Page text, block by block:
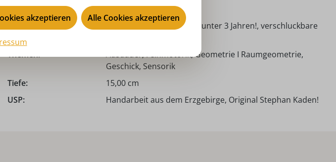
Saison:
ganzjährig
Sicherheitshinweis:
Nicht geeignet für Kinder unter 3 Jahren!, verschluckbare
Themen:
Ausdauer, Feinmotorik, Geometrie I Raumgeometrie,
Geschick, Sensorik
Tiefe:
15,00 cm
USP:
Handarbeit aus dem Erzgebirge, Original Stephan Kaden!
akzeptieren Alle Cookies akzeptieren